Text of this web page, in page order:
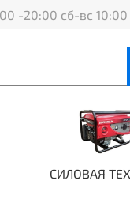
-20:00 сб-вс 10:00
СИЛОВАЯ